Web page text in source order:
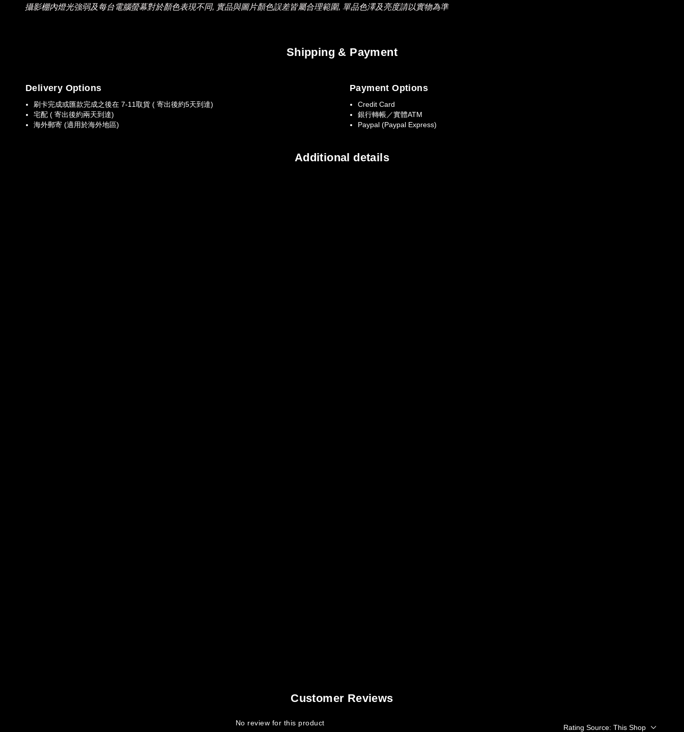
攝影棚內燈光強弱及每台電腦螢幕對於顏色表現不同, 實品與圖片顏色誤差皆屬合理範圍, 單品色澤及亮度請以實物為準
Shipping & Payment
Delivery Options
刷卡完成或匯款完成之後在 7-11取貨 ( 寄出後約5天到達)
宅配 ( 寄出後約兩天到達)
海外郵寄 (適用於海外地區)
Payment Options
Credit Card
銀行轉帳／實體ATM
Paypal (Paypal Express)
Additional details
Customer Reviews
No review for this product